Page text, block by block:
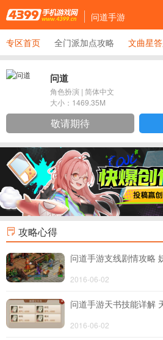
4399手机游戏网
问道手游
专区首页 全门派加点攻略 文曲星
问道
角色扮演 | 简体中文
大小： 1469.35M
敬请期待
攻略心得
问道手游支线剧情攻略
2016-06-02
问道手游天书技能详解
2016-06-02